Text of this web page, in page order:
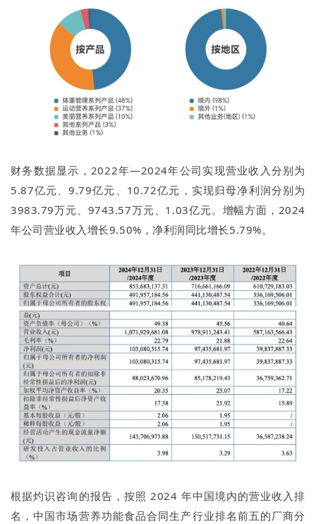
财务数据显示，2022年—2024年公司实现营业收入分别为
5.87亿元、9.79亿元、10.72亿元，实现归母净利润分别为
3983.79万元、9743.57万元、1.03亿元。增幅方面，2024
年公司营业收入增长9.50%，净利润同比增长5.79%。
根据灼识咨询的报告，按照 2024 年中国境内的营业收入排
名，中国市场营养功能食品合同生产行业排名前五的厂商分